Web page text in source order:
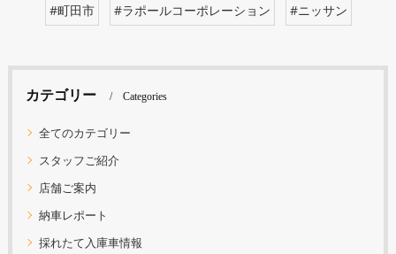
#町田市 #ラポールコーポレーション #ニッサン
カテゴリー Categories
全てのカテゴリー
スタッフご紹介
店舗ご案内
納車レポート
採れたて入庫車情報